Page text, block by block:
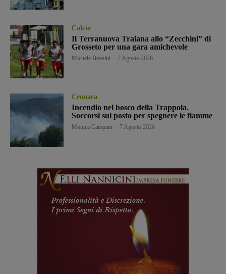
Calcio
Il Terranuova Traiana allo “Zecchini” di
Grosseto per una gara amichevole
Michele Bossini 7 Agosto 2026
Cronaca
Incendio nel bosco della Trappola.
Soccorsi sul posto per spegnere le fiamme
Monica Campani 7 Agosto 2026